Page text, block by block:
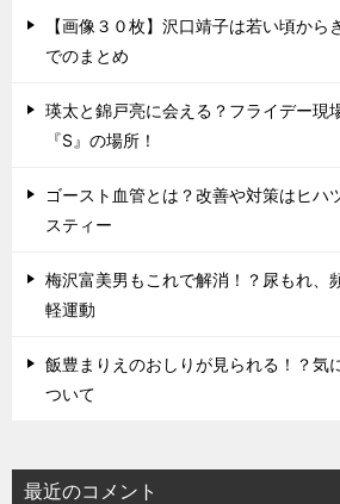
【画像３０枚】沢口靖子は若い頃から
でのまとめ
瑛太と錦戸亮に会える？フライデー現
『S』の場所！
ゴースト血管とは？改善や対策はヒハ
スティー
梅沢富美男もこれで解消！？尿もれ、
軽運動
飯豊まりえのおしりが見られる！？気
ついて
最近のコメント